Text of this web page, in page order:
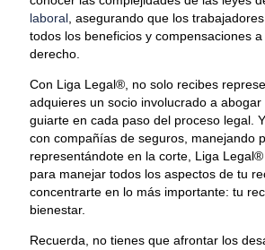
laboral , asegurando que los
todos los beneficios y compensaciones
derecho.
Con Liga Legal®, no solo recibes
adquieres un socio involucrado a
guiarte en cada paso del proceso legal.
con compañías de seguros, manejando
representándote en la corte, Liga
para manejar todos los aspectos de tu
concentrarte en lo más importante: tu
bienestar.
Recuerda, no tienes que afrontar los